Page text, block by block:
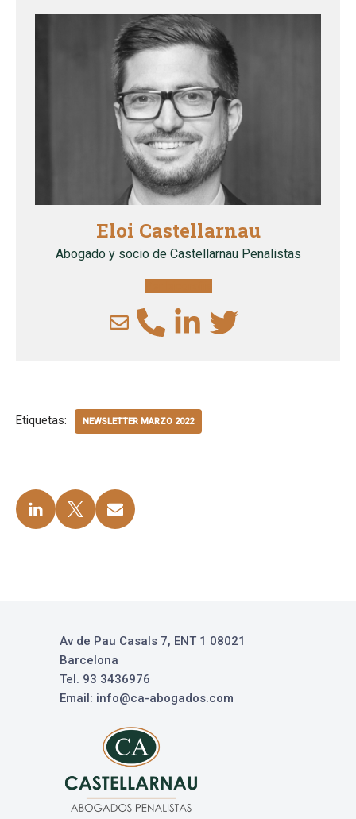
Eloi Castellarnau
Abogado y socio de Castellarnau Penalistas
Etiquetas: NEWSLETTER MARZO 2022
Av de Pau Casals 7, ENT 1 08021
Barcelona
Tel. 93 3436976
Email: info@ca-abogados.com